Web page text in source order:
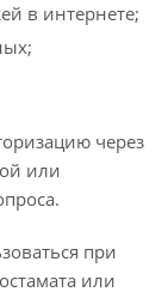
в интернете;
через
или
при
или